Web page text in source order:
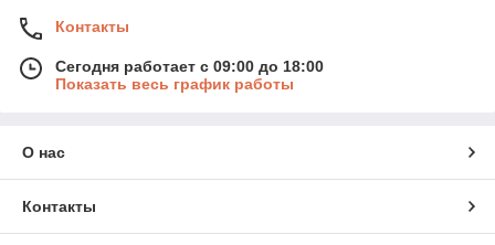
Контакты
Сегодня работает с 09:00 до 18:00
Показать весь график работы
О нас
Контакты